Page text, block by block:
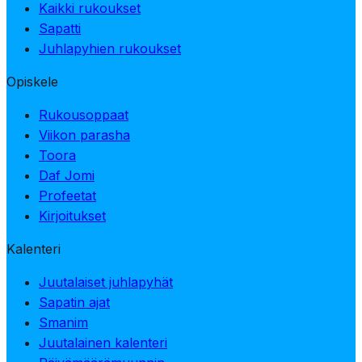
Kaikki rukoukset
Sapatti
Juhlapyhien rukoukset
Opiskele
Rukousoppaat
Viikon parasha
Toora
Daf Jomi
Profeetat
Kirjoitukset
Kalenteri
Juutalaiset juhlapyhät
Sapatin ajat
Smanim
Juutalainen kalenteri